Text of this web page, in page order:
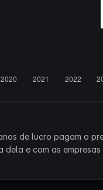
de lucro pagam o
e com as